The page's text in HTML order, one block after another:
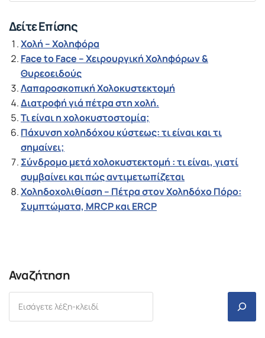
Δείτε Επίσης
Χολή – Χοληφόρα
Face to Face – Χειρουργική Χοληφόρων &
Θυρεοειδούς
Λαπαροσκοπική Χολοκυστεκτομή
Διατροφή γιά πέτρα στη χολή.
Τι είναι η χολοκυστοστομία;
Πάχυνση χοληδόχου κύστεως: τι είναι και τι
σημαίνει;
Σύνδρομο μετά χολοκυστεκτομή : τι είναι, γιατί
συμβαίνει και πώς αντιμετωπίζεται
Χοληδοχολιθίαση – Πέτρα στον Χοληδόχο Πόρο:
Συμπτώματα, MRCP και ERCP
Αναζήτηση